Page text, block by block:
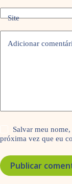
Site
Adicionar
Salvar meu
próxima vez que eu
Publicar